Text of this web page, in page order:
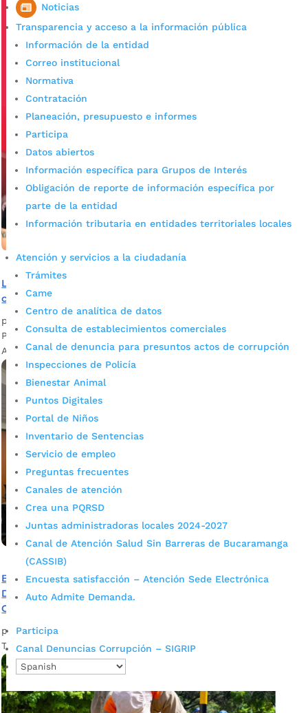
Noticias
Transparencia y acceso a la información pública
Información de la entidad
Correo institucional
Normativa
Contratación
Planeación, presupuesto e informes
Participa
Datos abiertos
Información específica para Grupos de Interés
Obligación de reporte de información específica por
parte de la entidad
Información tributaria en entidades territoriales locales
Atención y servicios a la ciudadanía
Trámites
Came
Centro de analítica de datos
Consulta de establecimientos comerciales
Canal de denuncia para presuntos actos de corrupción
Inspecciones de Policía
Bienestar Animal
Puntos Digitales
Portal de Niños
Inventario de Sentencias
Servicio de empleo
Preguntas frecuentes
Canales de atención
Crea una PQRSD
Juntas administradoras locales 2024-2027
Canal de Atención Salud Sin Barreras de Bucaramanga
(CASSIB)
Encuesta satisfacción – Atención Sede Electrónica
Auto Admite Demanda.
Participa
Canal Denuncias Corrupción – SIGRIP
La cultural 100.7 FM estrena AL AIRE La radio sale de la
cabina
por
Primera temporada de un nuevo programa radial llamado AL
AIRE
Bucaramanga avanza en su Política Pública de
Discapacidad: actores claves se reúnen en el Tercer
Comité Municipal de 2025
poradmin_prensa
Tercer Comité Municipal de Discapacidad 2025